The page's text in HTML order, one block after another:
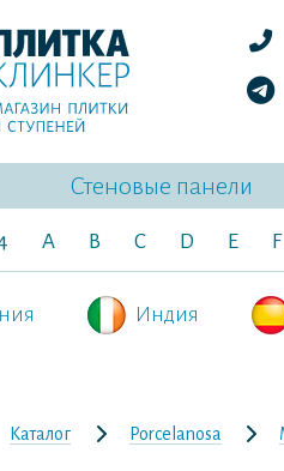
Стеновые панели
A B C D E F
Индия
Каталог Porcelanosa